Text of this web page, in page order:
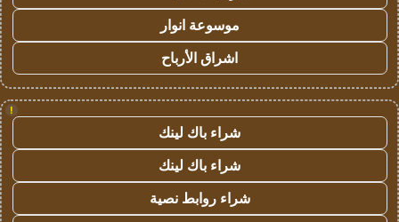
موسوعة انوار
اشراق الأرباح
!
شراء باك لينك
شراء باك لينك
شراء روابط نصية